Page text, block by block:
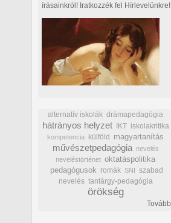
írásainkról! Iratkozzék fel Hírlevelünkre!
alternatív iskolák drámapedagógia
hátrányos helyzet IKT iskolakritika
kompetencia külföld magyartanítás
művészetpedagógia
nevelés
neveléstörténet oktatáspolitika
pedagógusok romák SNI szabad
nevelés tantárgy-pedagógia
örökség
Tovább